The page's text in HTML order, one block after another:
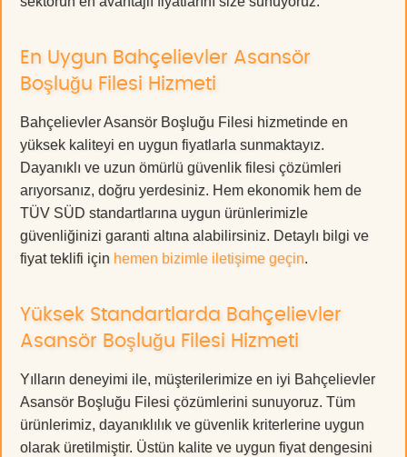
En Uygun Bahçelievler Asansör
Boşluğu Filesi Hizmeti
Bahçelievler Asansör Boşluğu Filesi hizmetinde en
yüksek kaliteyi en uygun fiyatlarla sunmaktayız.
Dayanıklı ve uzun ömürlü güvenlik filesi çözümleri
arıyorsanız, doğru yerdesiniz. Hem ekonomik hem de
TÜV SÜD standartlarına uygun ürünlerimizle
güvenliğinizi garanti altına alabilirsiniz. Detaylı bilgi ve
fiyat teklifi için hemen bizimle iletişime geçin.
Yüksek Standartlarda Bahçelievler
Asansör Boşluğu Filesi Hizmeti
Yılların deneyimi ile, müşterilerimize en iyi Bahçelievler
Asansör Boşluğu Filesi çözümlerini sunuyoruz. Tüm
ürünlerimiz, dayanıklılık ve güvenlik kriterlerine uygun
olarak üretilmiştir. Üstün kalite ve uygun fiyat dengesini